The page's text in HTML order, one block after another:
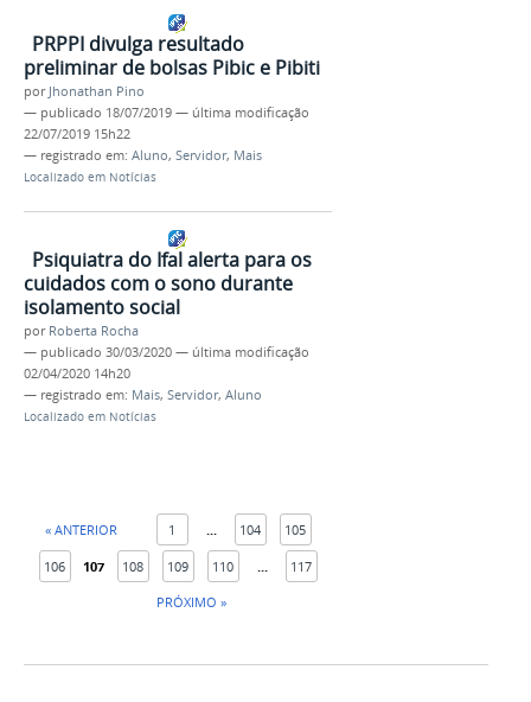
PRPPI divulga resultado
preliminar de bolsas Pibic e Pibiti
por Jhonathan Pino
— publicado 18/07/2019 — última modificação
22/07/2019 15h22
— registrado em: Aluno, Servidor, Mais
Localizado em Notícias
Psiquiatra do Ifal alerta para os
cuidados com o sono durante
isolamento social
por Roberta Rocha
— publicado 30/03/2020 — última modificação
02/04/2020 14h20
— registrado em: Mais, Servidor, Aluno
Localizado em Notícias
« ANTERIOR 1 104 105
106 107 108 109 110
117
PRÓXIMO »